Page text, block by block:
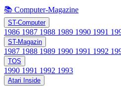
📚 Computer-Magazine
ST-Computer
1986 1987 1988 1989 1990 1991
ST-Magazin
1987 1988 1989 1990 1991 1992
TOS
1990 1991 1992 1993
Atari Inside